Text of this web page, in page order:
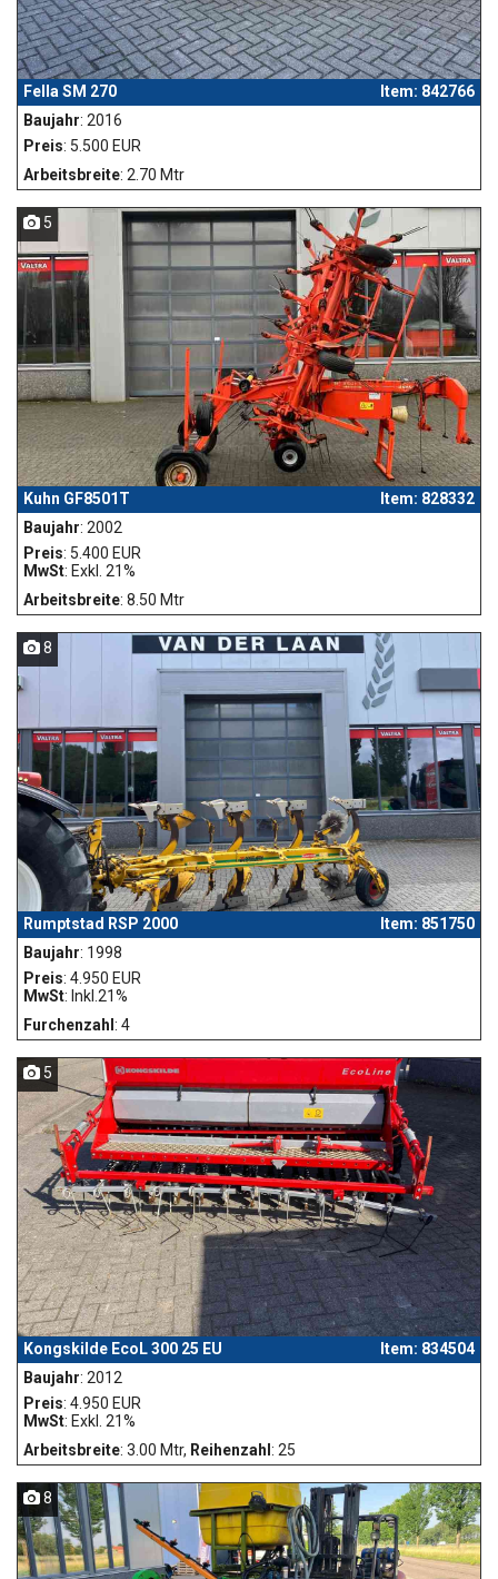
Fella SM 270
Item: 842766
Baujahr: 2016
Preis: 5.500 EUR
Arbeitsbreite: 2.70 Mtr
5
Kuhn GF8501T
Item: 828332
Baujahr: 2002
Preis: 5.400 EUR
MwSt: Exkl. 21%
Arbeitsbreite: 8.50 Mtr
8
Rumptstad RSP 2000
Item: 851750
Baujahr: 1998
Preis: 4.950 EUR
MwSt: Inkl.21%
Furchenzahl : 4
5
Kongskilde EcoL 300 25 EU
Item: 834504
Baujahr: 2012
Preis: 4.950 EUR
MwSt: Exkl. 21%
Arbeitsbreite: 3.00 Mtr, Reihenzahl : 25
8